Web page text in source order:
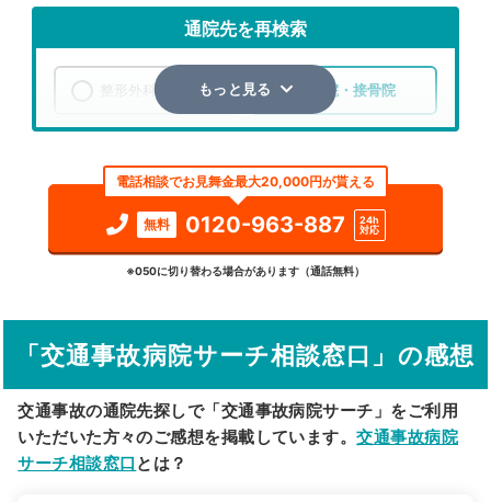
通院先を再検索
整形外科 整骨院・接骨院
検索する
詳細条件で絞り込む
駅から探す 院名から探す
もっと見る
電話相談でお見舞金最大20,000円が貰える
無料 0120-963-887
24h
対応
※050に切り替わる場合があります（通話無料）
「交通事故病院サーチ相談窓口」の感想
交通事故の通院先探しで「交通事故病院サーチ」をご利用
いただいた方々のご感想を掲載しています。交通事故病院
サーチ相談窓口 とは？